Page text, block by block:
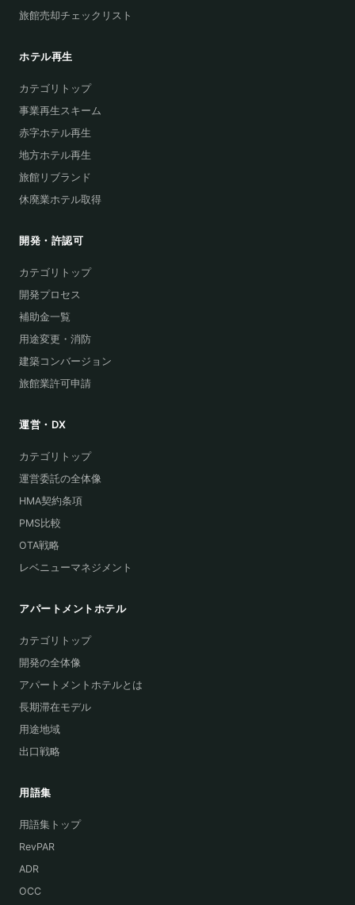
旅館売却チェックリスト
ホテル再生
カテゴリトップ
事業再生スキーム
赤字ホテル再生
地方ホテル再生
旅館リブランド
休廃業ホテル取得
開発・許認可
カテゴリトップ
開発プロセス
補助金一覧
用途変更・消防
建築コンバージョン
旅館業許可申請
運営・DX
カテゴリトップ
運営委託の全体像
HMA契約条項
PMS比較
OTA戦略
レベニューマネジメント
アパートメントホテル
カテゴリトップ
開発の全体像
アパートメントホテルとは
長期滞在モデル
用途地域
出口戦略
用語集
用語集トップ
RevPAR
ADR
OCC